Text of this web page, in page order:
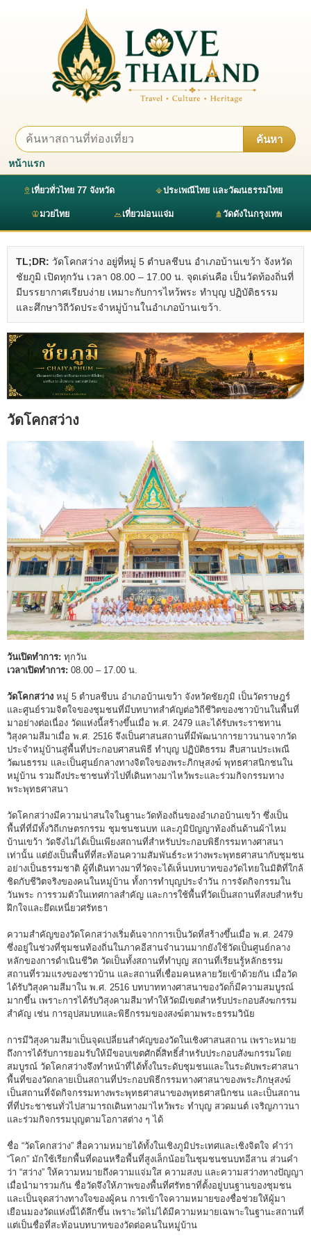
ค้นหา
หน้าแรก
เที่ยวทั่วไทย 77 จังหวัด ประเพณีไทย และวัฒนธรรมไทย
มวยไทย เที่ยวม่อนแจ่ม วัดดังในกรุงเทพ
TL;DR: วัดโคกสว่าง อยู่ที่หมู่ 5 ตำบลชีบน อำเภอบ้านเขว้า จังหวัด
ชัยภูมิ เปิดทุกวัน เวลา 08.00 – 17.00 น. จุดเด่นคือ เป็นวัดท้องถิ่นที่
มีบรรยากาศเรียบง่าย เหมาะกับการไหว้พระ ทำบุญ ปฏิบัติธรรม
และศึกษาวิถีวัดประจำหมู่บ้านในอำเภอบ้านเขว้า.
วัดโคกสว่าง
วันเปิดทำการ: ทุกวัน
เวลาเปิดทำการ: 08.00 – 17.00 น.
วัดโคกสว่าง หมู่ 5 ตำบลชีบน อำเภอบ้านเขว้า จังหวัดชัยภูมิ เป็นวัดราษฎร์
และศูนย์รวมจิตใจของชุมชนที่มีบทบาทสำคัญต่อวิถีชีวิตของชาวบ้านในพื้นที่
มาอย่างต่อเนื่อง วัดแห่งนี้สร้างขึ้นเมื่อ พ.ศ. 2479 และได้รับพระราชทาน
วิสุงคามสีมาเมื่อ พ.ศ. 2516 จึงเป็นศาสนสถานที่มีพัฒนาการยาวนานจากวัด
ประจำหมู่บ้านสู่พื้นที่ประกอบศาสนพิธี ทำบุญ ปฏิบัติธรรม สืบสานประเพณี
วัฒนธรรม และเป็นศูนย์กลางทางจิตใจของพระภิกษุสงฆ์ พุทธศาสนิกชนใน
หมู่บ้าน รวมถึงประชาชนทั่วไปที่เดินทางมาไหว้พระและร่วมกิจกรรมทาง
พระพุทธศาสนา
วัดโคกสว่างมีความน่าสนใจในฐานะวัดท้องถิ่นของอำเภอบ้านเขว้า ซึ่งเป็น
พื้นที่ที่มีทั้งวิถีเกษตรกรรม ชุมชนชนบท และภูมิปัญญาท้องถิ่นด้านผ้าไหม
บ้านเขว้า วัดจึงไม่ได้เป็นเพียงสถานที่สำหรับประกอบพิธีกรรมทางศาสนา
เท่านั้น แต่ยังเป็นพื้นที่ที่สะท้อนความสัมพันธ์ระหว่างพระพุทธศาสนากับชุมชน
อย่างเป็นธรรมชาติ ผู้ที่เดินทางมาที่วัดจะได้เห็นบทบาทของวัดไทยในมิติที่ใกล้
ชิดกับชีวิตจริงของคนในหมู่บ้าน ทั้งการทำบุญประจำวัน การจัดกิจกรรมใน
วันพระ การรวมตัวในเทศกาลสำคัญ และการใช้พื้นที่วัดเป็นสถานที่สงบสำหรับ
ฝึกใจและยึดเหนี่ยวศรัทธา
ความสำคัญของวัดโคกสว่างเริ่มต้นจากการเป็นวัดที่สร้างขึ้นเมื่อ พ.ศ. 2479
ซึ่งอยู่ในช่วงที่ชุมชนท้องถิ่นในภาคอีสานจำนวนมากยังใช้วัดเป็นศูนย์กลาง
หลักของการดำเนินชีวิต วัดเป็นทั้งสถานที่ทำบุญ สถานที่เรียนรู้หลักธรรม
สถานที่รวมแรงของชาวบ้าน และสถานที่เชื่อมคนหลายวัยเข้าด้วยกัน เมื่อวัด
ได้รับวิสุงคามสีมาใน พ.ศ. 2516 บทบาททางศาสนาของวัดก็มีความสมบูรณ์
มากขึ้น เพราะการได้รับวิสุงคามสีมาทำให้วัดมีเขตสำหรับประกอบสังฆกรรม
สำคัญ เช่น การอุปสมบทและพิธีกรรมของสงฆ์ตามพระธรรมวินัย
การมีวิสุงคามสีมาเป็นจุดเปลี่ยนสำคัญของวัดในเชิงศาสนสถาน เพราะหมาย
ถึงการได้รับการยอมรับให้มีขอบเขตศักดิ์สิทธิ์สำหรับประกอบสังฆกรรมโดย
สมบูรณ์ วัดโคกสว่างจึงทำหน้าที่ได้ทั้งในระดับชุมชนและในระดับพระศาสนา
พื้นที่ของวัดกลายเป็นสถานที่ประกอบพิธีกรรมทางศาสนาของพระภิกษุสงฆ์
เป็นสถานที่จัดกิจกรรมทางพระพุทธศาสนาของพุทธศาสนิกชน และเป็นสถาน
ที่ที่ประชาชนทั่วไปสามารถเดินทางมาไหว้พระ ทำบุญ สวดมนต์ เจริญภาวนา
และร่วมกิจกรรมบุญตามโอกาสต่าง ๆ ได้
ชื่อ “วัดโคกสว่าง” สื่อความหมายได้ทั้งในเชิงภูมิประเทศและเชิงจิตใจ คำว่า
“โคก” มักใช้เรียกพื้นที่ดอนหรือพื้นที่สูงเล็กน้อยในชุมชนชนบทอีสาน ส่วนคำ
ว่า “สว่าง” ให้ความหมายถึงความแจ่มใส ความสงบ และความสว่างทางปัญญา
เมื่อนำมารวมกัน ชื่อวัดจึงให้ภาพของพื้นที่ศรัทธาที่ตั้งอยู่บนฐานของชุมชน
และเป็นจุดสว่างทางใจของผู้คน การเข้าใจความหมายของชื่อช่วยให้ผู้มา
เยือนมองวัดแห่งนี้ได้ลึกขึ้น เพราะวัดไม่ได้มีความหมายเฉพาะในฐานะสถานที่
แต่เป็นชื่อที่สะท้อนบทบาทของวัดต่อคนในหมู่บ้าน